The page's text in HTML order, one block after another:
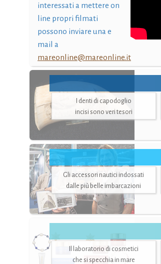
interessati a mettere on
line propri filmati
possono inviare una e
mail a
mareonline@mareonline.it
I denti di capodoglio
incisi sono veri tesori
Gli accessori nautici indossati
dalle più belle imbarcazioni
Il laboratorio di cosmetici
che si specchia in mare